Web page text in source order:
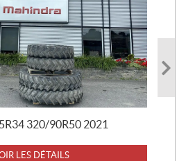
320/90R50 2021
LES DÉTAILS
20